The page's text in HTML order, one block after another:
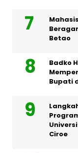
Betao
Badko
Bupati
Ciroe